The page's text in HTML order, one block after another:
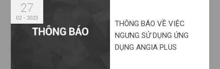
27
02 - 2023
THÔNG BÁO VỀ VIỆC
NGƯNG SỬ DỤNG ỨNG
DỤNG ANGIA PLUS